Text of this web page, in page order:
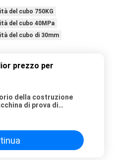
del cubo 750KG
del cubo 40MPa
del cubo di 30mm
prezzo per
della costruzione
di prova di